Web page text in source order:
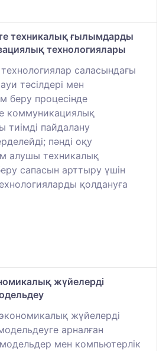
техникалық ғылымдарды
технологиялары
саласындағы
тәсілдері мен
беру процесінде
коммуникациялық
тиімді пайдалану
пәнді оқу
алушы техникалық
сапасын арттыру үшін
қолдануға
жүйелерді
жүйелерді
арналған
мен компьютерлік